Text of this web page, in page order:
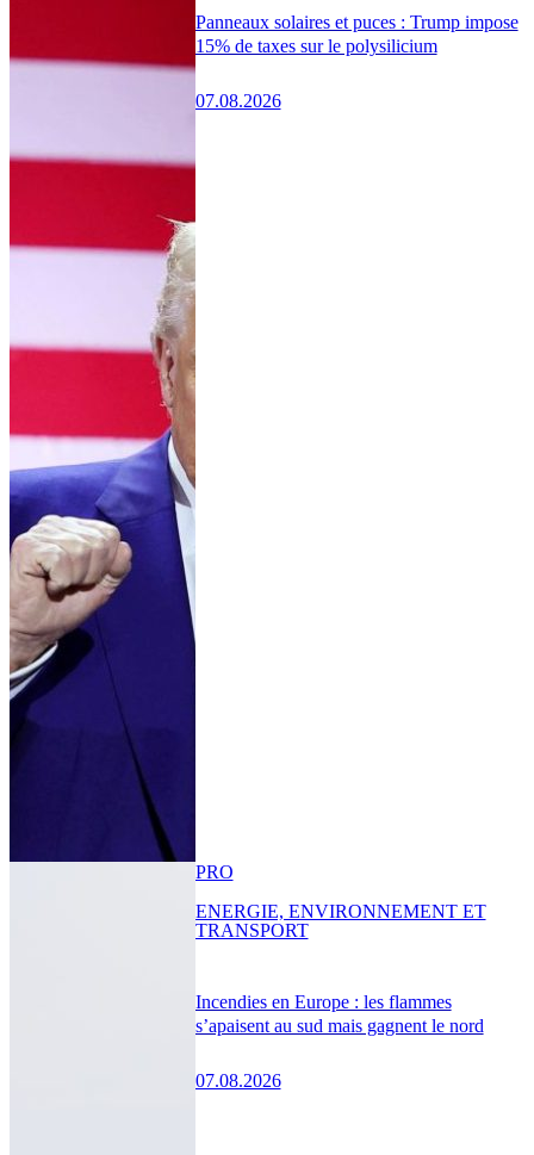
Panneaux solaires et puces : Trump impose
15% de taxes sur le polysilicium
07.08.2026
Incendies en Europe : les flammes
s’apaisent au sud mais gagnent le nord
07.08.2026
PRO
ENERGIE, ENVIRONNEMENT ET
TRANSPORT